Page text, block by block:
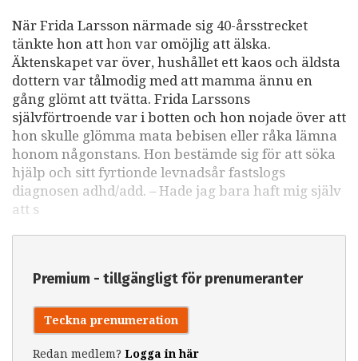
När Frida Larsson närmade sig 40-årsstrecket
tänkte hon att hon var omöjlig att älska.
Äktenskapet var över, hushållet ett kaos och äldsta
dottern var tålmodig med att mamma ännu en
gång glömt att tvätta. Frida Larssons
självförtroende var i botten och hon nojade över att
hon skulle glömma mata bebisen eller råka lämna
honom någonstans. Hon bestämde sig för att söka
hjälp och sitt fyrtionde levnadsår fastslogs
diagnosen adhd/add. – Hade jag bara haft mig själv
att s
Premium - tillgängligt för prenumeranter
Teckna prenumeration
Redan medlem? Logga in här